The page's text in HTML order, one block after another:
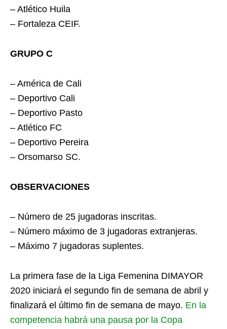
– Atlético Huila
– Fortaleza CEIF.
GRUPO C
– América de Cali
– Deportivo Cali
– Deportivo Pasto
– Atlético FC
– Deportivo Pereira
– Orsomarso SC.
OBSERVACIONES
– Número de 25 jugadoras inscritas.
– Número máximo de 3 jugadoras extranjeras.
– Máximo 7 jugadoras suplentes.
La primera fase de la Liga Femenina DIMAYOR
2020 iniciará el segundo fin de semana de abril y
finalizará el último fin de semana de mayo. En la
competencia habrá una pausa por la Copa